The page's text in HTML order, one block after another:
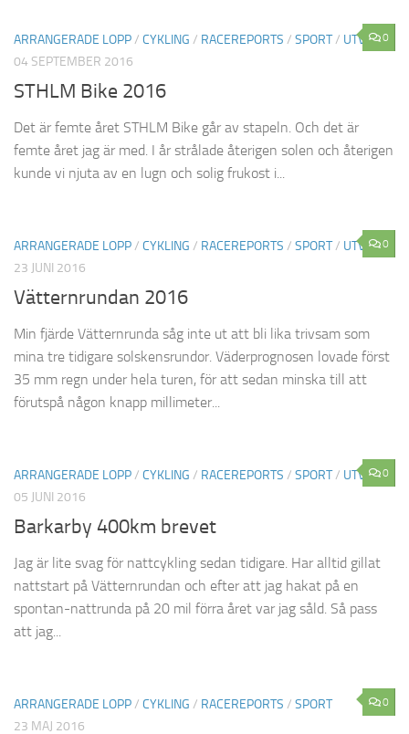
0
ARRANGERADE LOPP/ CYKLING / RACEREPORTS / SPORT/ UTVALT
04 SEPTEMBER 2016
STHLM Bike 2016
Det är femte året STHLM Bike går av stapeln. Och det är
femte året jag är med. I år strålade återigen solen och återigen
kunde vi njuta av en lugn och solig frukost i...
0
ARRANGERADE LOPP/ CYKLING / RACEREPORTS / SPORT/ UTVALT
23 JUNI 2016
Vätternrundan 2016
Min fjärde Vätternrunda såg inte ut att bli lika trivsam som
mina tre tidigare solskensrundor. Väderprognosen lovade först
35 mm regn under hela turen, för att sedan minska till att
förutspå någon knapp millimeter...
0
ARRANGERADE LOPP/ CYKLING / RACEREPORTS / SPORT/ UTVALT
05 JUNI 2016
Barkarby 400km brevet
Jag är lite svag för nattcykling sedan tidigare. Har alltid gillat
nattstart på Vätternrundan och efter att jag hakat på en
spontan-nattrunda på 20 mil förra året var jag såld. Så pass
att jag...
0
ARRANGERADE LOPP/ CYKLING / RACEREPORTS / SPORT
23 MAJ 2016